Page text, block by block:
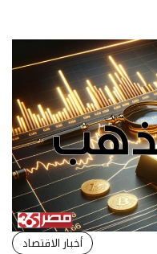
أخبار الاقتصاد